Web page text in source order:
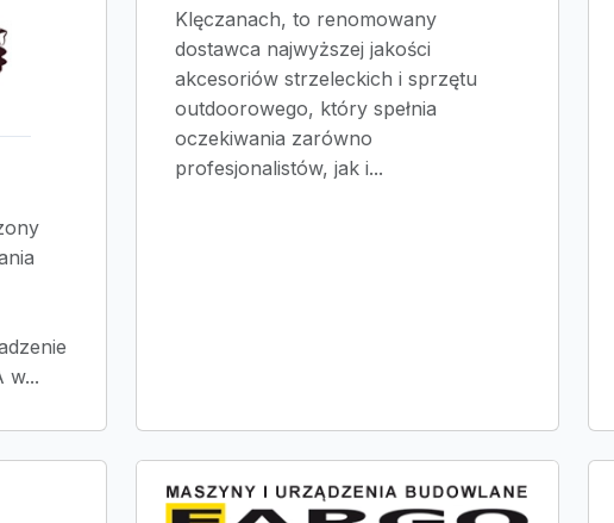
w...
Klęczanach, to renomowany
dostawca najwyższej jakości
akcesoriów strzeleckich i sprzętu
outdoorowego, który spełnia
oczekiwania zarówno
profesjonalistów, jak i...